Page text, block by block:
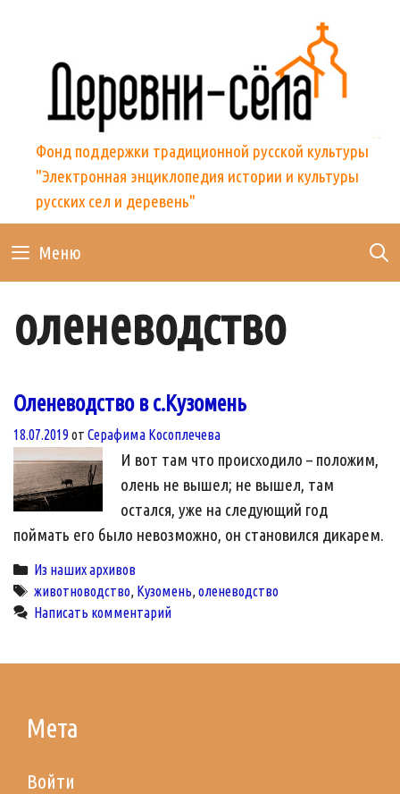
Фонд поддержки традиционной русской культуры
"Электронная энциклопедия истории и культуры
русских сел и деревень"
Меню
оленеводство
Оленеводство в с.Кузомень
18.07.2019от Серафима Косоплечева
И вот там что происходило – положим,
олень не вышел; не вышел, там
остался, уже на следующий год
поймать его было невозможно, он становился дикарем.
Categories
Из наших архивов
Tags
животноводство, Кузомень,оленеводство
Написать комментарий
Мета
Войти